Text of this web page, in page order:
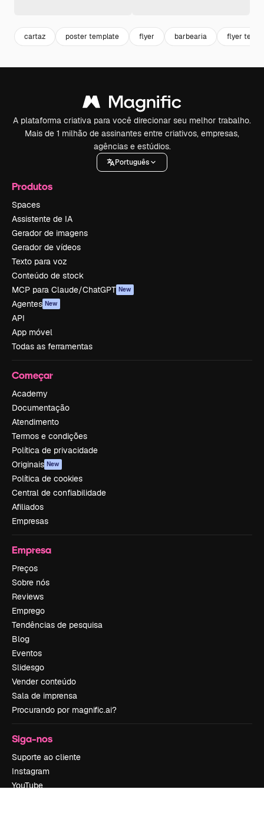
cartaz poster template flyer barbearia flyer
A plataforma criativa para você direcionar seu melhor trabalho.
Mais de 1 milhão de assinantes entre criativos, empresas,
agências e estúdios.
Português
Produtos
Spaces
Assistente de IA
Gerador de imagens
Gerador de vídeos
Texto para voz
Conteúdo de stock
MCP para Claude/ChatGPT New
Agentes New
API
App móvel
Todas as ferramentas
Começar
Academy
Documentação
Atendimento
Termos e condições
Política de privacidade
Originais New
Política de cookies
Central de confiabilidade
Afiliados
Empresas
Empresa
Preços
Sobre nós
Reviews
Emprego
Tendências de pesquisa
Blog
Eventos
Slidesgo
Vender conteúdo
Sala de imprensa
Procurando por magnific.ai?
Siga-nos
Suporte ao cliente
Instagram
YouTube